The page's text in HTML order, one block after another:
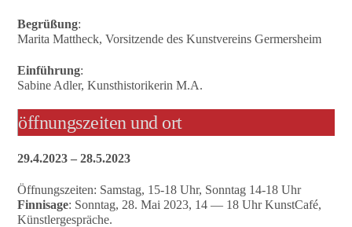
Begrüßung:
Marita Mattheck, Vorsitzende des Kunstvereins Germersheim
Einführung:
Sabine Adler, Kunsthistorikerin M.A.
öffnungszeiten und ort
29.4.2023 – 28.5.2023
Öffnungszeiten: Samstag, 15-18 Uhr, Sonntag 14-18 Uhr
Finnisage: Sonntag, 28. Mai 2023, 14 — 18 Uhr KunstCafé,
Künstlergespräche.